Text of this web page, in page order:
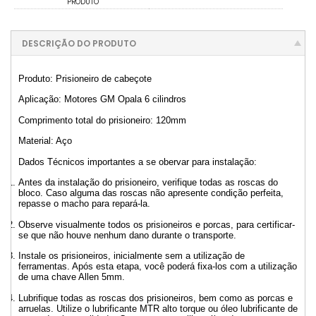
DESCRIÇÃO DO PRODUTO
Produto: Prisioneiro de cabeçote
Aplicação: Motores GM Opala 6 cilindros
Comprimento total do prisioneiro: 120mm
Material: Aço
Dados Técnicos importantes a se obervar para instalação:
Antes da instalação do prisioneiro, verifique todas as roscas do
bloco. Caso alguma das roscas não apresente condição perfeita,
repasse o macho para repará-la.
Observe visualmente todos os prisioneiros e porcas, para certificar-
se que não houve nenhum dano durante o transporte.
Instale os prisioneiros, inicialmente sem a utilização de
ferramentas. Após esta etapa, você poderá fixa-los com a utilização
de uma chave Allen 5mm.
Lubrifique todas as roscas dos prisioneiros, bem como as porcas e
arruelas. Utilize o lubrificante MTR alto torque ou óleo lubrificante de